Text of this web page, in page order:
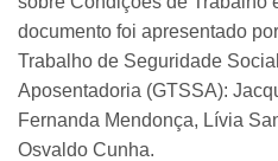
documento foi apresentado
Trabalho de Seguridade
Aposentadoria (GTSSA):
Fernanda Mendonça, Lívia
Osvaldo Cunha.